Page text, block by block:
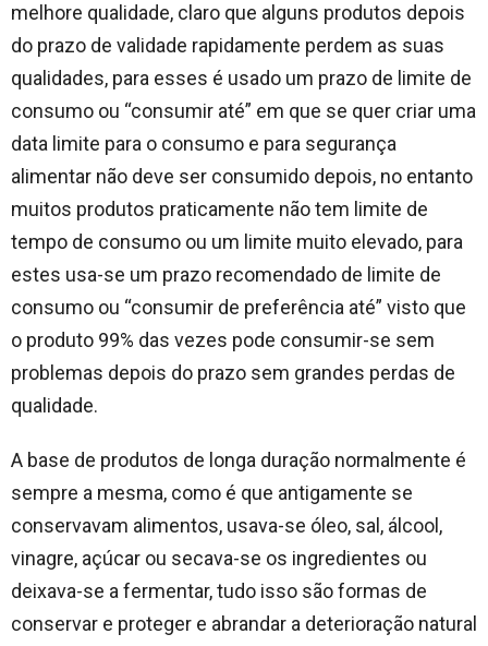
melhore qualidade, claro que alguns produtos depois
do prazo de validade rapidamente perdem as suas
qualidades, para esses é usado um prazo de limite de
consumo ou “consumir até” em que se quer criar uma
data limite para o consumo e para segurança
alimentar não deve ser consumido depois, no entanto
muitos produtos praticamente não tem limite de
tempo de consumo ou um limite muito elevado, para
estes usa-se um prazo recomendado de limite de
consumo ou “consumir de preferência até” visto que
o produto 99% das vezes pode consumir-se sem
problemas depois do prazo sem grandes perdas de
qualidade.
A base de produtos de longa duração normalmente é
sempre a mesma, como é que antigamente se
conservavam alimentos, usava-se óleo, sal, álcool,
vinagre, açúcar ou secava-se os ingredientes ou
deixava-se a fermentar, tudo isso são formas de
conservar e proteger e abrandar a deterioração natural